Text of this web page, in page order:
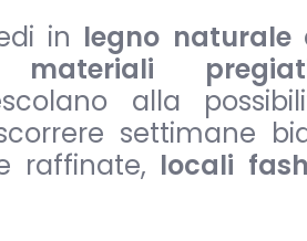
in legno naturale
materiali
alla
settimane
raffinate, locali